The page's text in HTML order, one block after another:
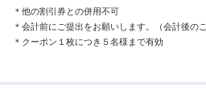
＊他の割引券との併用不可
＊会計前にご提出をお願いします。（会計後の
＊クーポン１枚につき５名様まで有効